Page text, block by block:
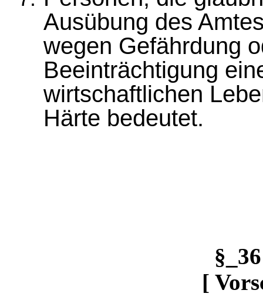
Ausübung des
wegen Gefährdung
Beeinträchtigung
wirtschaftlichen
Härte bedeutet.
[